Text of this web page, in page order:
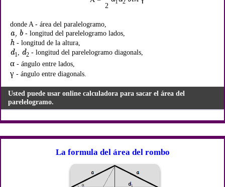
1 2
2
donde A - área del paralelogramo,
a, b - longitud del parelelogramo lados,
h - longitud de la altura,
d1, d2 - longitud del parelelogramo diagonals,
α - ángulo entre lados,
γ - ángulo entre diagonals.
Usted puede usar online calculadora para sacar el área del
parelelogramo.
La formula del área del rombo